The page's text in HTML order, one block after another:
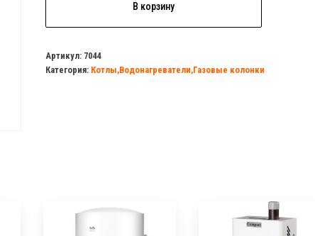
настенный
2-
(24Квт)
В корзину
Артикул: 7044
Категория: Котлы,Водонагреватели,Газовые колонки